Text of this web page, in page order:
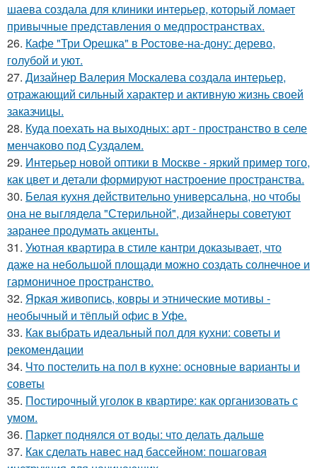
шаева создала для клиники интерьер, который ломает
привычные представления о медпространствах.
26. Кафе "Три Орешка" в Ростове-на-дону: дерево,
голубой и уют.
27. Дизайнер Валерия Москалева создала интерьер,
отражающий сильный характер и активную жизнь своей
заказчицы.
28. Куда поехать на выходных: арт - пространство в селе
менчаково под Суздалем.
29. Интерьер новой оптики в Москве - яркий пример того,
как цвет и детали формируют настроение пространства.
30. Белая кухня действительно универсальна, но чтобы
она не выглядела "Стерильной", дизайнеры советуют
заранее продумать акценты.
31. Уютная квартира в стиле кантри доказывает, что
даже на небольшой площади можно создать солнечное и
гармоничное пространство.
32. Яркая живопись, ковры и этнические мотивы -
необычный и тёплый офис в Уфе.
33. Как выбрать идеальный пол для кухни: советы и
рекомендации
34. Что постелить на пол в кухне: основные варианты и
советы
35. Постирочный уголок в квартире: как организовать с
умом.
36. Паркет поднялся от воды: что делать дальше
37. Как сделать навес над бассейном: пошаговая